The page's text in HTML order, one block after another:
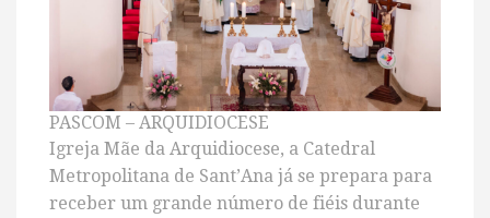
PASCOM – ARQUIDIOCESE
Igreja Mãe da Arquidiocese, a Catedral
Metropolitana de Sant’Ana já se prepara para
receber um grande número de fiéis durante